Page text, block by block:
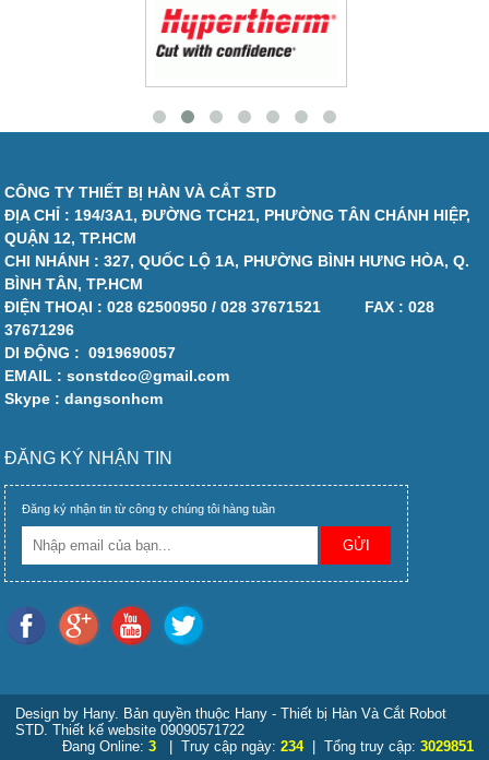
CÔNG TY THIẾT BỊ HÀN VÀ CẮT STD
ĐỊA CHỈ : 194/3A1, ĐƯỜNG TCH21, PHƯỜNG TÂN CHÁNH HIỆP,
QUẬN 12, TP.HCM
CHI NHÁNH : 327, QUỐC LỘ 1A, PHƯỜNG BÌNH HƯNG HÒA, Q.
BÌNH TÂN, TP.HCM
ĐIỆN THOẠI :028 62500950 / 028 37671521 FAX :028
37671296
DI ĐỘNG :0919690057
EMAIL : sonstdco@gmail.com
Skype : dangsonhcm
ĐĂNG KÝ NHẬN TIN
Đăng ký nhận tin từ công ty chúng tôi hàng tuần
Design by Hany. Bản quyền thuộc Hany - Thiết bị Hàn Và Cắt Robot
STD. Thiết kế website 09090571722
Đang Online: 3 | Truy cập ngày: 234| Tổng truy cập: 3029851